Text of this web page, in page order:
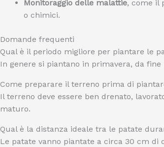
Monitoraggio delle malattie, come il
o chimici.
Domande frequenti
Qual è il periodo migliore per piantare le
In genere si piantano in primavera, da
Come preparare il terreno prima di
Il terreno deve essere ben drenato,
maturo.
Qual è la distanza ideale tra le patate
Le patate vanno piantate a circa 30 cm di